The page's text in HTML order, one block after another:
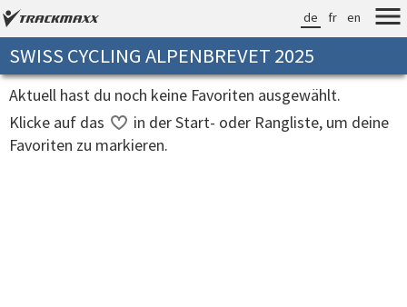
de fr en
SWISS CYCLING ALPENBREVET 2025
Aktuell hast du noch keine Favoriten ausgewählt.
Klicke auf das
in der Start- oder Rangliste, um deine
Favoriten zu markieren.